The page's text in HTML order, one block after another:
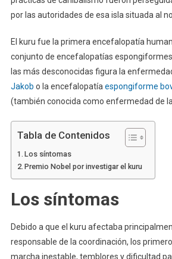
por las autoridades de esa isla situada al
El kuru fue la primera encefalopatía
conjunto de encefalopatías
las más desconocidas figura la
Jakob o la encefalopatía espongiforme
(también conocida como enfermedad de
Tabla de Contenidos
Los síntomas
Premio Nobel por investigar el kuru
Los síntomas
Debido a que el kuru afectaba
responsable de la coordinación, los
marcha inestable, temblores y dificultad